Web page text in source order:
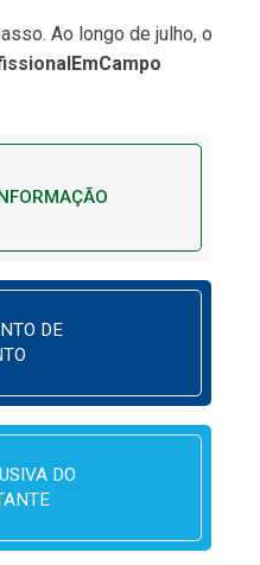
Ao longo de julho, o
DE
DO